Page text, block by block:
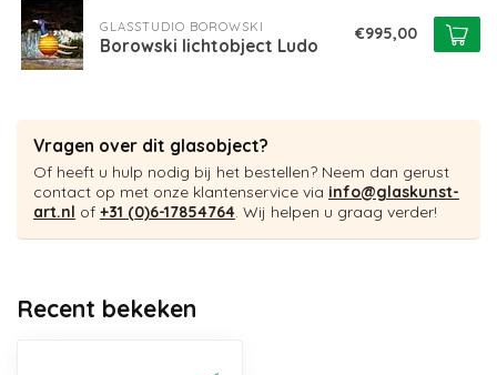
GLASSTUDIO BOROWSKI
Borowski lichtobject Ludo
€995,00
Vragen over dit glasobject?
Of heeft u hulp nodig bij het bestellen? Neem dan gerust
contact op met onze klantenservice via info@glaskunst-
art.nl of +31 (0)6-17854764. Wij helpen u graag verder!
Recent bekeken